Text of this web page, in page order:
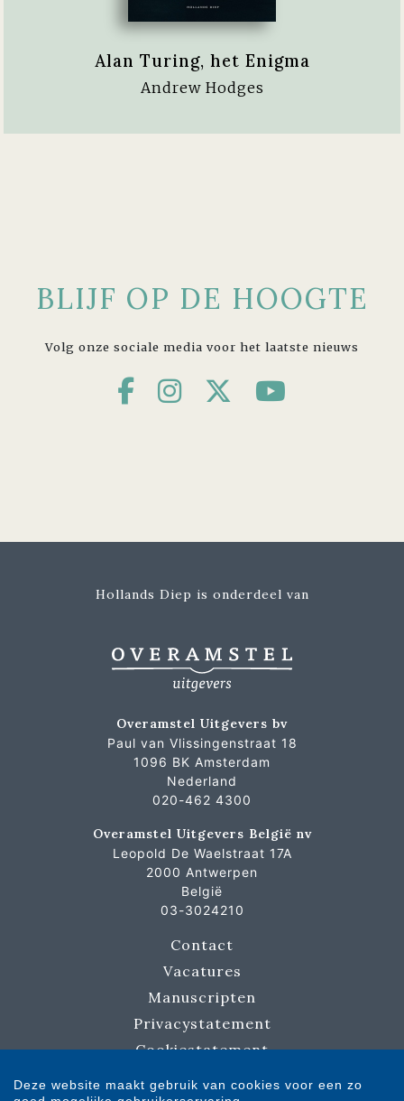
Alan Turing, het Enigma
Andrew Hodges
BLIJF OP DE HOOGTE
Volg onze sociale media voor het laatste nieuws
Hollands Diep is onderdeel van
Overamstel Uitgevers bv
Paul van Vlissingenstraat 18
1096 BK Amsterdam
Nederland
020-462 4300
Overamstel Uitgevers België nv
Leopold De Waelstraat 17A
2000 Antwerpen
België
03-3024210
Contact
Vacatures
Manuscripten
Privacystatement
Cookiestatement
Cookie-instellingen
Deze website maakt gebruik van cookies voor een zo